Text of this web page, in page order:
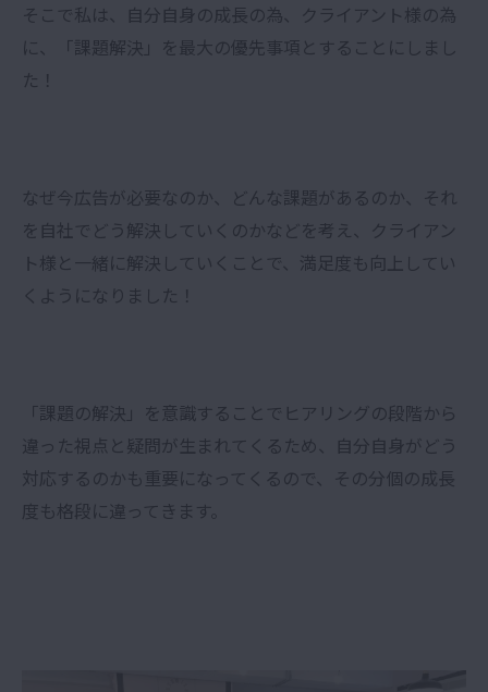
そこで私は、自分自身の成長の為、クライアント様の為
に、「課題解決」を最大の優先事項とすることにしまし
た！
なぜ今広告が必要なのか、どんな課題があるのか、それ
を自社でどう解決していくのかなどを考え、クライアン
ト様と一緒に解決していくことで、満足度も向上してい
くようになりました！
「課題の解決」を意識することでヒアリングの段階から
違った視点と疑問が生まれてくるため、自分自身がどう
対応するのかも重要になってくるので、その分個の成長
度も格段に違ってきます。